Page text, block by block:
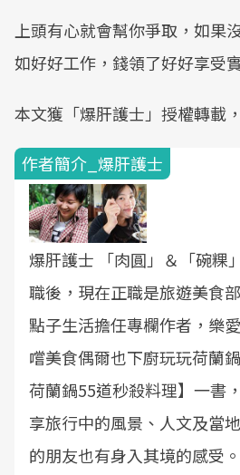
上頭有心就會幫你爭取，如果
如好好工作，錢領了好好享受
本文獲「爆肝護士」授權轉載，
作者簡介_爆肝護士
爆肝護士 「肉圓」＆「碗粿
職後，現在正職是旅遊美食
點子生活擔任專欄作者，樂
嚐美食偶爾也下廚玩玩荷蘭
荷蘭鍋55道秒殺料理】一書
享旅行中的風景、人文及當
的朋友也有身入其境的感受。